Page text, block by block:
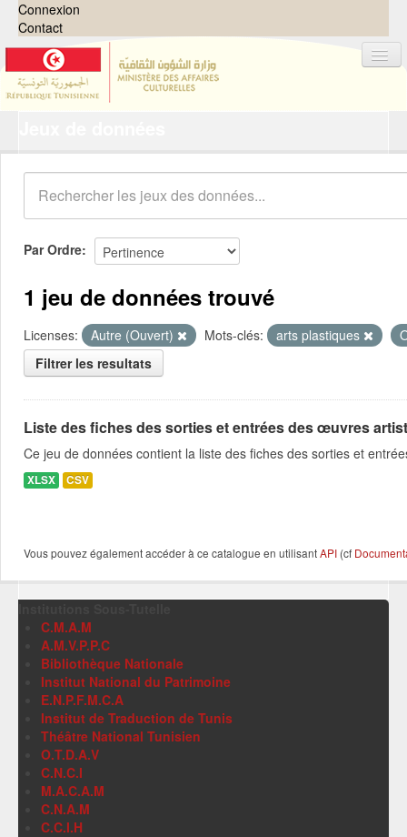
Connexion
Contact
Organisations
Groupes
Demandes 0
À propos
Par Ordre
1 jeu de données trouvé
Licenses: Autre (Ouvert) Mots-clés: arts plastiques
Filtrer les resultats
Liste des fiches des sorties et entrées des œuvres
Ce jeu de données contient la liste des fiches des sorties et
XLSX CSV
Vous pouvez également accéder à ce catalogue en utilisantAPI (cf
C.M.A.M
A.M.V.P.P.C
Bibliothèque Nationale
Institut National du Patrimoine
E.N.P.F.M.C.A
Institut de Traduction de Tunis
Théâtre National Tunisien
O.T.D.A.V
C.N.C.I
M.A.C.A.M
C.N.A.M
C.C.I.H